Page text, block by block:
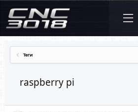
Теги
raspberry pi